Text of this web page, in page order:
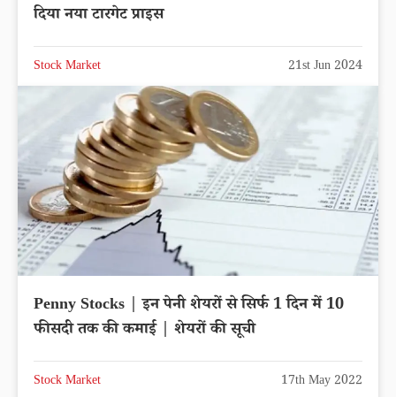
दिया नया टारगेट प्राइस
Stock Market 21st Jun 2024
Penny Stocks | इन पेनी शेयरों से सिर्फ 1 दिन में 10
फीसदी तक की कमाई | शेयरों की सूची
Stock Market 17th May 2022